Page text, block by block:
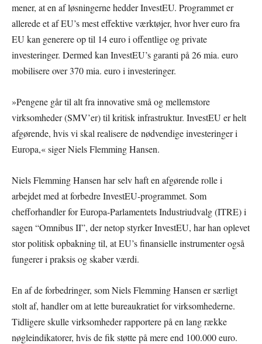
mener, at en af løsningerne hedder InvestEU. Programmet er
allerede et af EU’s mest effektive værktøjer, hvor hver euro fra
EU kan generere op til 14 euro i offentlige og private
investeringer. Dermed kan InvestEU’s garanti på 26 mia. euro
mobilisere over 370 mia. euro i investeringer.
»Pengene går til alt fra innovative små og mellemstore
virksomheder (SMV’er) til kritisk infrastruktur. InvestEU er helt
afgørende, hvis vi skal realisere de nødvendige investeringer i
Europa,« siger Niels Flemming Hansen.
Niels Flemming Hansen har selv haft en afgørende rolle i
arbejdet med at forbedre InvestEU-programmet. Som
chefforhandler for Europa-Parlamentets Industriudvalg (ITRE) i
sagen “Omnibus II”, der netop styrker InvestEU, har han oplevet
stor politisk opbakning til, at EU’s finansielle instrumenter også
fungerer i praksis og skaber værdi.
En af de forbedringer, som Niels Flemming Hansen er særligt
stolt af, handler om at lette bureaukratiet for virksomhederne.
Tidligere skulle virksomheder rapportere på en lang række
nøgleindikatorer, hvis de fik støtte på mere end 100.000 euro.